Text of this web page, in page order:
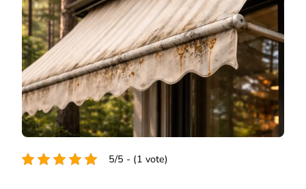
5/5 - (1 vote)